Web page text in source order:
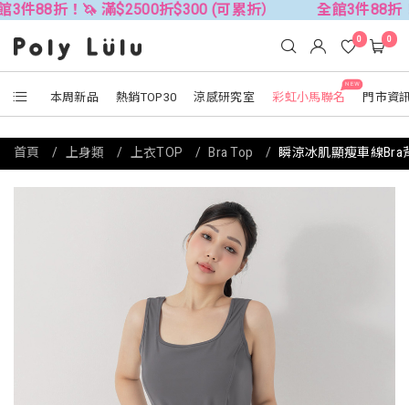
滿$2500折$300 (可累折） 全館3件88折！🦄 滿
本周新品 熱銷TOP30 涼感研究室
NEW
彩虹小馬聯名 門市資
0 0
首頁 上身類 上衣TOP Bra Top 瞬涼冰肌顯瘦車線Bra